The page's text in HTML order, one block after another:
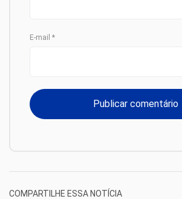
E-mail *
COMPARTILHE ESSA NOTÍCIA